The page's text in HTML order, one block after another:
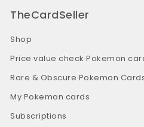
TheCardSeller
Shop
Price value check Pokemon
Rare & Obscure Pokemon
My Pokemon cards
Subscriptions